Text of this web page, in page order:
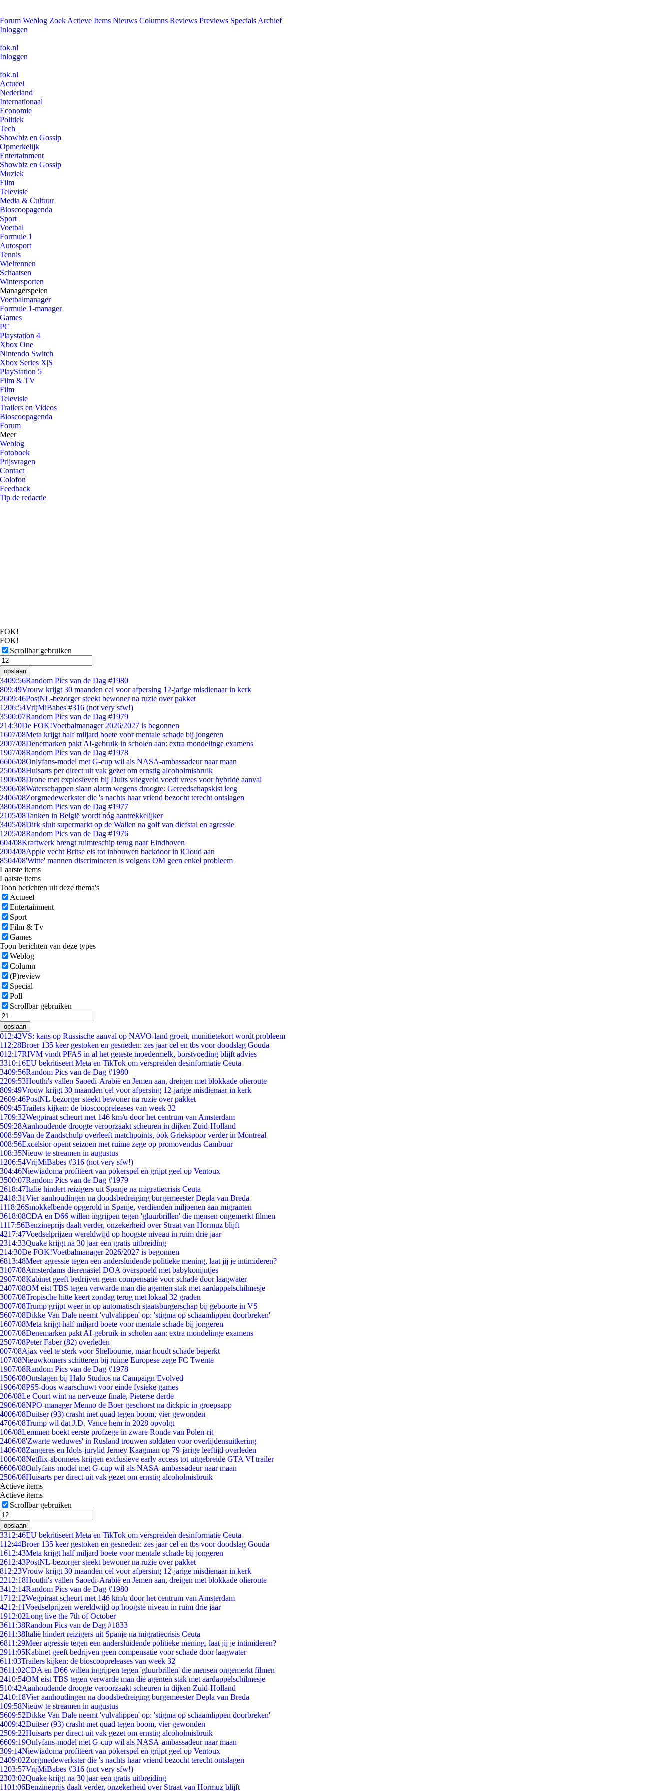
Forum Weblog Zoek Actieve Items Nieuws Columns Reviews Previews Specials Archief
Inloggen
fok.nl
Inloggen
fok.nl
Actueel
Nederland
Internationaal
Economie
Politiek
Tech
Showbiz en Gossip
Opmerkelijk
Entertainment
Showbiz en Gossip
Muziek
Film
Televisie
Media & Cultuur
Bioscoopagenda
Sport
Voetbal
Formule 1
Autosport
Tennis
Wielrennen
Schaatsen
Wintersporten
Managerspelen
Voetbalmanager
Formule 1-manager
Games
PC
Playstation 4
Xbox One
Nintendo Switch
Xbox Series X|S
PlayStation 5
Film & TV
Film
Televisie
Trailers en Videos
Bioscoopagenda
Forum
Meer
Weblog
Fotoboek
Prijsvragen
Contact
Colofon
Feedback
Tip de redactie
FOK!
FOK!
Scrollbar gebruiken
opslaan
3409:56Random Pics van de Dag #1980
809:49Vrouw krijgt 30 maanden cel voor afpersing 12-jarige misdienaar in kerk
2609:46PostNL-bezorger steekt bewoner na ruzie over pakket
1206:54VrijMiBabes #316 (not very sfw!)
3500:07Random Pics van de Dag #1979
214:30De FOK!Voetbalmanager 2026/2027 is begonnen
1607/08Meta krijgt half miljard boete voor mentale schade bij jongeren
2007/08Denemarken pakt AI-gebruik in scholen aan: extra mondelinge examens
1907/08Random Pics van de Dag #1978
6606/08Onlyfans-model met G-cup wil als NASA-ambassadeur naar maan
2506/08Huisarts per direct uit vak gezet om ernstig alcoholmisbruik
1906/08Drone met explosieven bij Duits vliegveld voedt vrees voor hybride aanval
5906/08Waterschappen slaan alarm wegens droogte: Gereedschapskist leeg
2406/08Zorgmedewerkster die 's nachts haar vriend bezocht terecht ontslagen
3806/08Random Pics van de Dag #1977
2105/08Tanken in België wordt nóg aantrekkelijker
3405/08Dirk sluit supermarkt op de Wallen na golf van diefstal en agressie
1205/08Random Pics van de Dag #1976
604/08Kraftwerk brengt ruimteschip terug naar Eindhoven
2004/08Apple vecht Britse eis tot inbouwen backdoor in iCloud aan
8504/08'Witte' mannen discrimineren is volgens OM geen enkel probleem
Laatste items
Laatste items
Toon berichten uit deze thema's
Actueel
Entertainment
Sport
Film & Tv
Games
Toon berichten van deze types
Weblog
Column
(P)review
Special
Poll
Scrollbar gebruiken
opslaan
012:42VS: kans op Russische aanval op NAVO-land groeit, munitietekort wordt probleem
112:28Broer 135 keer gestoken en gesneden: zes jaar cel en tbs voor doodslag Gouda
012:17RIVM vindt PFAS in al het geteste moedermelk, borstvoeding blijft advies
3310:16EU bekritiseert Meta en TikTok om verspreiden desinformatie Ceuta
3409:56Random Pics van de Dag #1980
2209:53Houthi's vallen Saoedi-Arabië en Jemen aan, dreigen met blokkade olieroute
809:49Vrouw krijgt 30 maanden cel voor afpersing 12-jarige misdienaar in kerk
2609:46PostNL-bezorger steekt bewoner na ruzie over pakket
609:45Trailers kijken: de bioscoopreleases van week 32
1709:32Wegpiraat scheurt met 146 km/u door het centrum van Amsterdam
509:28Aanhoudende droogte veroorzaakt scheuren in dijken Zuid-Holland
008:59Van de Zandschulp overleeft matchpoints, ook Griekspoor verder in Montreal
008:56Excelsior opent seizoen met ruime zege op promovendus Cambuur
108:35Nieuw te streamen in augustus
1206:54VrijMiBabes #316 (not very sfw!)
304:46Niewiadoma profiteert van pokerspel en grijpt geel op Ventoux
3500:07Random Pics van de Dag #1979
2618:47Italië hindert reizigers uit Spanje na migratiecrisis Ceuta
2418:31Vier aanhoudingen na doodsbedreiging burgemeester Depla van Breda
1118:26Smokkelbende opgerold in Spanje, verdienden miljoenen aan migranten
3618:08CDA en D66 willen ingrijpen tegen 'gluurbrillen' die mensen ongemerkt filmen
1117:56Benzineprijs daalt verder, onzekerheid over Straat van Hormuz blijft
4217:47Voedselprijzen wereldwijd op hoogste niveau in ruim drie jaar
2314:33Quake krijgt na 30 jaar een gratis uitbreiding
214:30De FOK!Voetbalmanager 2026/2027 is begonnen
6813:48Meer agressie tegen een andersluidende politieke mening, laat jij je intimideren?
3107/08Amsterdams dierenasiel DOA overspoeld met babykonijntjes
2907/08Kabinet geeft bedrijven geen compensatie voor schade door laagwater
2407/08OM eist TBS tegen verwarde man die agenten stak met aardappelschilmesje
3007/08Tropische hitte keert zondag terug met lokaal 32 graden
3007/08Trump grijpt weer in op automatisch staatsburgerschap bij geboorte in VS
5607/08Dikke Van Dale neemt 'vulvalippen' op: 'stigma op schaamlippen doorbreken'
1607/08Meta krijgt half miljard boete voor mentale schade bij jongeren
2007/08Denemarken pakt AI-gebruik in scholen aan: extra mondelinge examens
2507/08Peter Faber (82) overleden
007/08Ajax veel te sterk voor Shelbourne, maar houdt schade beperkt
107/08Nieuwkomers schitteren bij ruime Europese zege FC Twente
1907/08Random Pics van de Dag #1978
1506/08Ontslagen bij Halo Studios na Campaign Evolved
1906/08PS5-doos waarschuwt voor einde fysieke games
206/08Le Court wint na nerveuze finale, Pieterse derde
2906/08NPO-manager Menno de Boer geschorst na dickpic in groepsapp
4006/08Duitser (93) crasht met quad tegen boom, vier gewonden
4706/08Trump wil dat J.D. Vance hem in 2028 opvolgt
106/08Lemmen boekt eerste profzege in zware Ronde van Polen-rit
2406/08'Zwarte weduwes' in Rusland trouwen soldaten voor overlijdensuitkering
1406/08Zangeres en Idols-jurylid Jerney Kaagman op 79-jarige leeftijd overleden
1006/08Netflix-abonnees krijgen exclusieve early access tot uitgebreide GTA VI trailer
6606/08Onlyfans-model met G-cup wil als NASA-ambassadeur naar maan
2506/08Huisarts per direct uit vak gezet om ernstig alcoholmisbruik
Actieve items
Actieve items
Scrollbar gebruiken
opslaan
3312:46EU bekritiseert Meta en TikTok om verspreiden desinformatie Ceuta
112:44Broer 135 keer gestoken en gesneden: zes jaar cel en tbs voor doodslag Gouda
1612:43Meta krijgt half miljard boete voor mentale schade bij jongeren
2612:43PostNL-bezorger steekt bewoner na ruzie over pakket
812:23Vrouw krijgt 30 maanden cel voor afpersing 12-jarige misdienaar in kerk
2212:18Houthi's vallen Saoedi-Arabië en Jemen aan, dreigen met blokkade olieroute
3412:14Random Pics van de Dag #1980
1712:12Wegpiraat scheurt met 146 km/u door het centrum van Amsterdam
4212:11Voedselprijzen wereldwijd op hoogste niveau in ruim drie jaar
1912:02Long live the 7th of October
3611:38Random Pics van de Dag #1833
2611:38Italië hindert reizigers uit Spanje na migratiecrisis Ceuta
6811:29Meer agressie tegen een andersluidende politieke mening, laat jij je intimideren?
2911:05Kabinet geeft bedrijven geen compensatie voor schade door laagwater
611:03Trailers kijken: de bioscoopreleases van week 32
3611:02CDA en D66 willen ingrijpen tegen 'gluurbrillen' die mensen ongemerkt filmen
2410:54OM eist TBS tegen verwarde man die agenten stak met aardappelschilmesje
510:42Aanhoudende droogte veroorzaakt scheuren in dijken Zuid-Holland
2410:18Vier aanhoudingen na doodsbedreiging burgemeester Depla van Breda
109:58Nieuw te streamen in augustus
5609:52Dikke Van Dale neemt 'vulvalippen' op: 'stigma op schaamlippen doorbreken'
4009:42Duitser (93) crasht met quad tegen boom, vier gewonden
2509:22Huisarts per direct uit vak gezet om ernstig alcoholmisbruik
6609:19Onlyfans-model met G-cup wil als NASA-ambassadeur naar maan
309:14Niewiadoma profiteert van pokerspel en grijpt geel op Ventoux
2409:02Zorgmedewerkster die 's nachts haar vriend bezocht terecht ontslagen
1203:57VrijMiBabes #316 (not very sfw!)
2303:02Quake krijgt na 30 jaar een gratis uitbreiding
1101:06Benzineprijs daalt verder, onzekerheid over Straat van Hormuz blijft